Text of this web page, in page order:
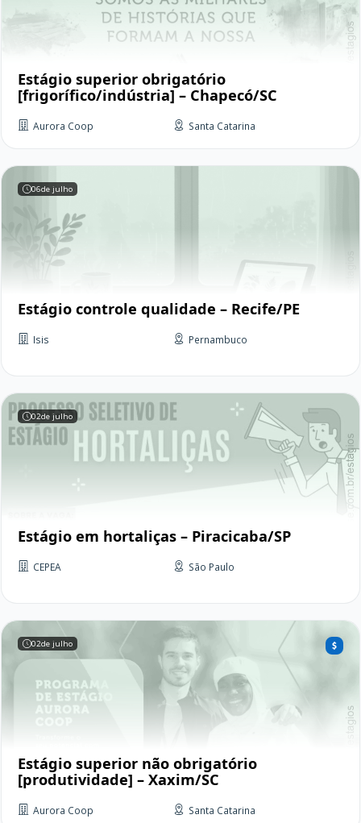
Estágio superior obrigatório
[frigorífico/indústria] – Chapecó/SC
Aurora Coop Santa Catarina
06de julho
Estágio controle qualidade – Recife/PE
Isis Pernambuco
02de julho
Estágio em hortaliças – Piracicaba/SP
CEPEA São Paulo
02de julho
Estágio superior não obrigatório
[produtividade] – Xaxim/SC
Aurora Coop Santa Catarina